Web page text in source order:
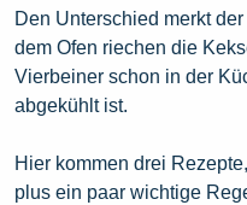
Den Unterschied merkt
dem Ofen riechen die
Vierbeiner schon in der
abgekühlt ist.
Hier kommen drei
plus ein paar wichtige